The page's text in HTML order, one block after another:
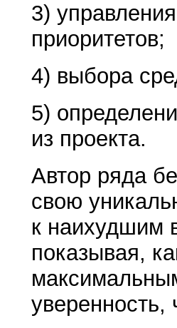
3)
приоритетов;
4) выбора
5)
из проекта.
Автор ряда
свою
к наихудшим
показывая,
уверенность,